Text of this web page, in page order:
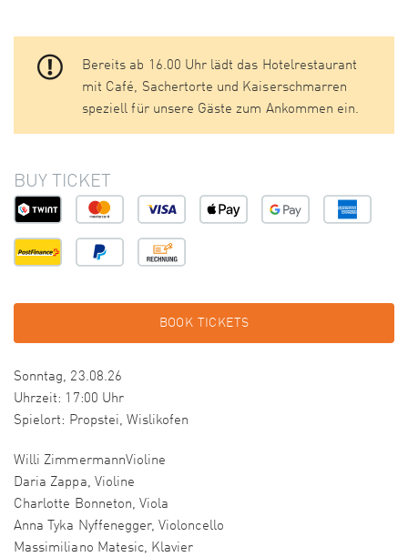
Bereits ab 16.00 Uhr lädt das Hotelrestaurant
mit Café, Sachertorte und Kaiserschmarren
speziell für unsere Gäste zum Ankommen ein.
BUY TICKET
BOOK TICKETS
Sonntag, 23.08.26
Uhrzeit: 17:00 Uhr
Spielort: Propstei, Wislikofen
Willi ZimmermannVioline
Daria Zappa, Violine
Charlotte Bonneton, Viola
Anna Tyka Nyffenegger, Violoncello
Massimiliano Matesic, Klavier